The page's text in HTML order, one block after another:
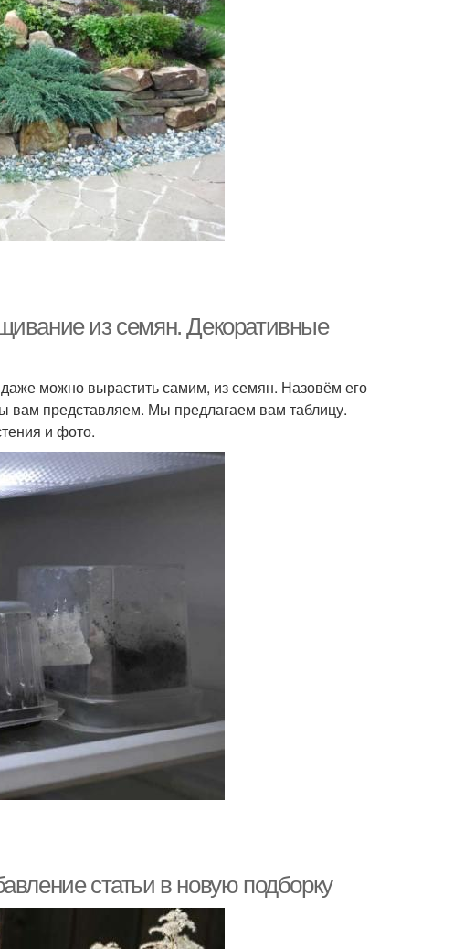
из семян. Декоративные
можно вырастить самим, из семян. Назовём его
вам представляем. Мы предлагаем вам таблицу.
и фото.
статьи в новую подборку